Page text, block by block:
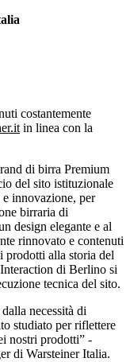
costantemente
in linea con la
di birra Premium
del sito istituzionale
e innovazione, per
birraria di
design elegante e al
rinnovato e contenuti
prodotti alla storia del
di Berlino si
tecnica del sito.
necessità di
studiato per riflettere
nostri prodotti” -
di Warsteiner Italia.